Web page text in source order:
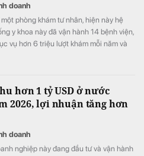
doanh
một phòng khám tư nhân, hiện này hệ
y khoa này đã vận hành 14 bệnh viện,
vụ hơn 6 triệu lượt khám mỗi năm và
hơn 1 tỷ USD ở nước
2026, lợi nhuận tăng hơn
doanh
nghiệp này đang đầu tư và vận hành